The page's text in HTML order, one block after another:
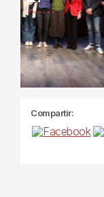
Previous
Compartir: